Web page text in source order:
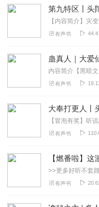
播的很不错，不知道为
2022-04-26
这小说虽然起点成绩不
又乱，非一般老书虫
拉雅演播讲的好能拉一
听友420246768
我感觉非常不错啊，
性，就是吧，稍微有那
炒鸡热茶
主播声音很好听，必须
有声书
有声书
有声书
有声书